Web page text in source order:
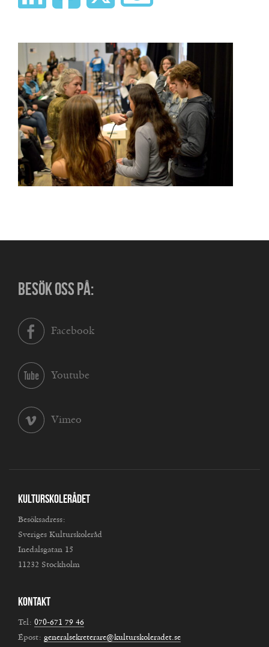
BESÖK OSS PÅ:
Facebook
Youtube
Vimeo
Kulturskolerådet
Besöksadress:
Sveriges Kulturskoleråd
Inedalsgatan 15
11232 Stockholm
Kontakt
Tel: 070-671 79 46
Epost: generalsekreterare@kulturskoleradet.se